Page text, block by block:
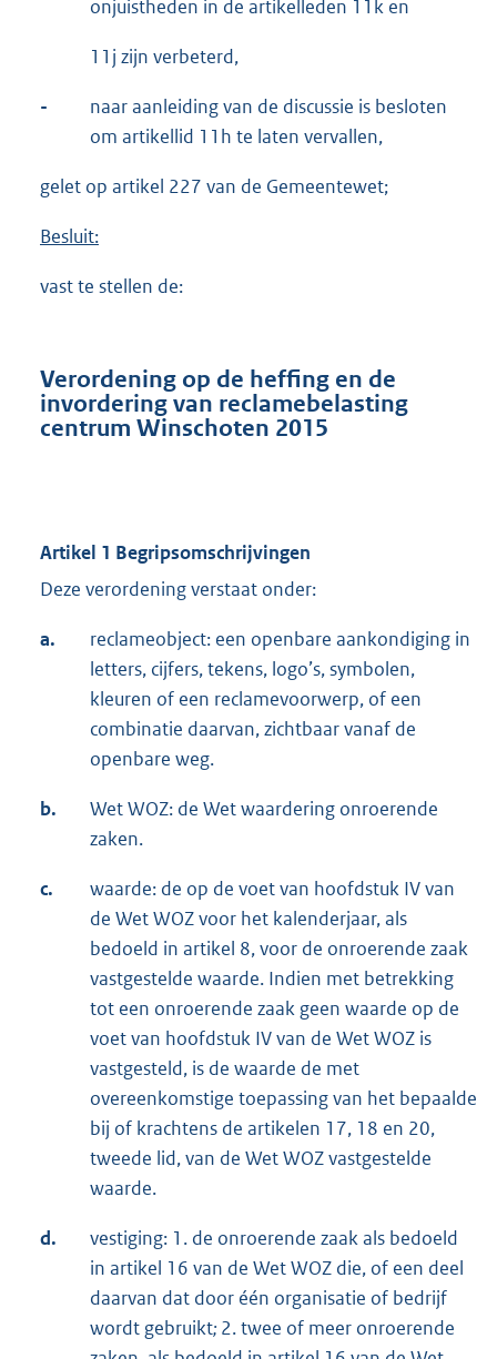
onjuistheden in de artikelleden 11k en
11j zijn verbeterd,
-
naar aanleiding van de discussie is besloten
om artikellid 11h te laten vervallen,
gelet op artikel 227 van de Gemeentewet;
Besluit:
vast te stellen de:
Verordening op de heffing en de
invordering van reclamebelasting
centrum Winschoten 2015
Artikel 1 Begripsomschrijvingen
Deze verordening verstaat onder:
a.
reclameobject: een openbare aankondiging in
letters, cijfers, tekens, logo’s, symbolen,
kleuren of een reclamevoorwerp, of een
combinatie daarvan, zichtbaar vanaf de
openbare weg.
b.
Wet WOZ: de Wet waardering onroerende
zaken.
c.
waarde: de op de voet van hoofdstuk IV van
de Wet WOZ voor het kalenderjaar, als
bedoeld in artikel 8, voor de onroerende zaak
vastgestelde waarde. Indien met betrekking
tot een onroerende zaak geen waarde op de
voet van hoofdstuk IV van de Wet WOZ is
vastgesteld, is de waarde de met
overeenkomstige toepassing van het bepaalde
bij of krachtens de artikelen 17, 18 en 20,
tweede lid, van de Wet WOZ vastgestelde
waarde.
d.
vestiging: 1. de onroerende zaak als bedoeld
in artikel 16 van de Wet WOZ die, of een deel
daarvan dat door één organisatie of bedrijf
wordt gebruikt; 2. twee of meer onroerende